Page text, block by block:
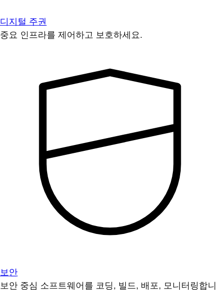
디지털 주권
중요 인프라를 제어하고 보호하세요.
보안
보안 중심 소프트웨어를 코딩, 빌드, 배포, 모니터링합니